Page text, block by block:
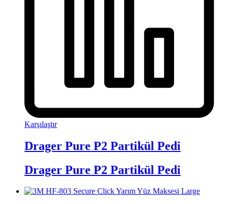
Karşılaştır
Drager Pure P2 Partikül Pedi
Drager Pure P2 Partikül Pedi